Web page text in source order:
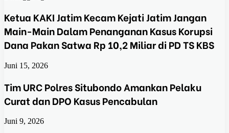
Ketua KAKI Jatim Kecam Kejati Jatim Jangan
Main-Main Dalam Penanganan Kasus Korupsi
Dana Pakan Satwa Rp 10,2 Miliar di PD TS KBS
Juni 15, 2026
Tim URC Polres Situbondo Amankan Pelaku
Curat dan DPO Kasus Pencabulan
Juni 9, 2026